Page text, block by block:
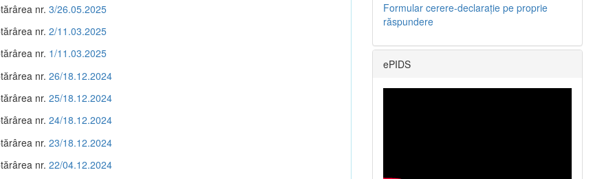
nr. 3/26.05.2025
nr. 2/11.03.2025
nr. 1/11.03.2025
nr. 26/18.12.2024
nr. 25/18.12.2024
nr. 24/18.12.2024
nr. 23/18.12.2024
nr. 22/04.12.2024
Formular cerere-declarație pe proprie
răspundere
ePIDS